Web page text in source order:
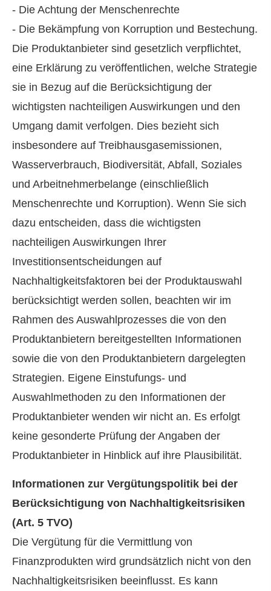
- Die Achtung der Menschenrechte
- Die Bekämpfung von Korruption und Bestechung.
Die Produktanbieter sind gesetzlich verpflichtet,
eine Erklärung zu veröffentlichen, welche Strategie
sie in Bezug auf die Berücksichtigung der
wichtigsten nachteiligen Auswirkungen und den
Umgang damit verfolgen. Dies bezieht sich
insbesondere auf Treibhausgasemissionen,
Wasserverbrauch, Biodiversität, Abfall, Soziales
und Arbeitnehmerbelange (einschließlich
Menschenrechte und Korruption). Wenn Sie sich
dazu entscheiden, dass die wichtigsten
nachteiligen Auswirkungen Ihrer
Investitionsentscheidungen auf
Nachhaltigkeitsfaktoren bei der Produktauswahl
berücksichtigt werden sollen, beachten wir im
Rahmen des Auswahlprozesses die von den
Produktanbietern bereitgestellten Informationen
sowie die von den Produktanbietern dargelegten
Strategien. Eigene Einstufungs- und
Auswahlmethoden zu den Informationen der
Produktanbieter wenden wir nicht an. Es erfolgt
keine gesonderte Prüfung der Angaben der
Produktanbieter in Hinblick auf ihre Plausibilität.
Informationen zur Vergütungspolitik bei der
Berücksichtigung von Nachhaltigkeitsrisiken
(Art. 5 TVO)
Die Vergütung für die Vermittlung von
Finanzprodukten wird grundsätzlich nicht von den
Nachhaltigkeitsrisiken beeinflusst. Es kann